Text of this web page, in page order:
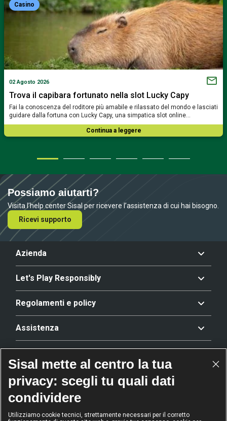
Casino
02 Agosto 2026
Trova il capibara fortunato nella slot Lucky Capy
Fai la conoscenza del roditore più amabile e rilassato del mondo e lasciati
guidare dalla fortuna con Lucky Capy, una simpatica slot online…
Continua a leggere
Possiamo aiutarti?
Visita l’help center Sisal per ricevere l’assistenza di cui hai bisogno.
Ricevi supporto
Azienda
Let's Play Responsibly
Regolamenti e policy
Assistenza
Riconoscimenti
Sisal mette al centro la tua
privacy: scegli tu quali dati
condividere
Utilizziamo cookie tecnici, strettamente necessari per il corretto